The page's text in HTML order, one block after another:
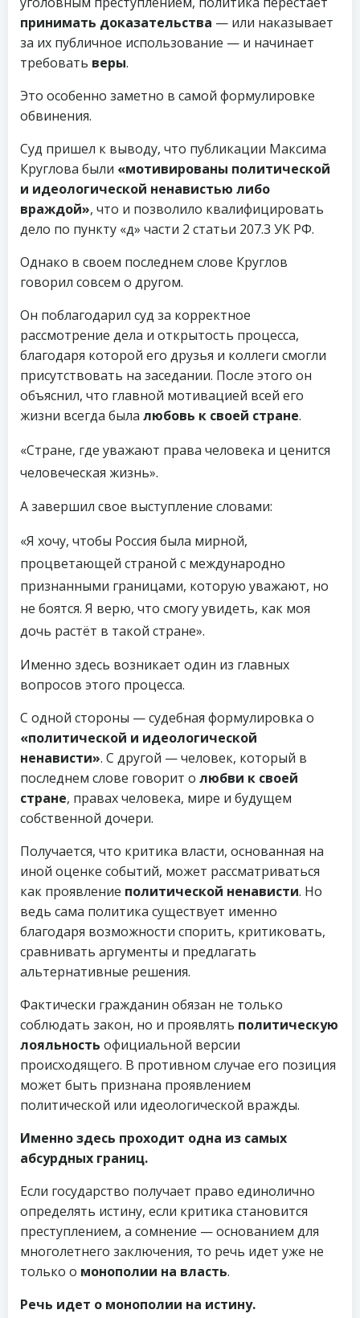
принимать доказательства — или наказывает
за их публичное использование — и начинает
требовать веры.
Это особенно заметно в самой формулировке
обвинения.
Суд пришел к выводу, что публикации Максима
Круглова были «мотивированы политической
и идеологической ненавистью либо
враждой», что и позволило квалифицировать
дело по пункту «д» части 2 статьи 207.3 УК РФ.
Однако в своем последнем слове Круглов
говорил совсем о другом.
Он поблагодарил суд за корректное
рассмотрение дела и открытость процесса,
благодаря которой его друзья и коллеги смогли
присутствовать на заседании. После этого он
объяснил, что главной мотивацией всей его
жизни всегда была любовь к своей стране.
«Стране, где уважают права человека и ценится
человеческая жизнь».
А завершил свое выступление словами:
«Я хочу, чтобы Россия была мирной,
процветающей страной с международно
признанными границами, которую уважают, но
не боятся. Я верю, что смогу увидеть, как моя
дочь растёт в такой стране».
Именно здесь возникает один из главных
вопросов этого процесса.
С одной стороны — судебная формулировка о
«политической и идеологической
ненависти». С другой — человек, который в
последнем слове говорит о любви к своей
стране, правах человека, мире и будущем
собственной дочери.
Получается, что критика власти, основанная на
иной оценке событий, может рассматриваться
как проявление политической ненависти. Но
ведь сама политика существует именно
благодаря возможности спорить, критиковать,
сравнивать аргументы и предлагать
альтернативные решения.
Фактически гражданин обязан не только
соблюдать закон, но и проявлять политическую
лояльность официальной версии
происходящего. В противном случае его позиция
может быть признана проявлением
политической или идеологической вражды.
Именно здесь проходит одна из самых
абсурдных границ.
Если государство получает право единолично
определять истину, если критика становится
преступлением, а сомнение — основанием для
многолетнего заключения, то речь идет уже не
только о монополии на власть.
Речь идет о монополии на истину.